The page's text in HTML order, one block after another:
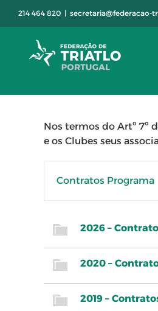
214 464 820 | secretaria@federacao-
Nos termos do Artº 7º
e os Clubes seus
Contratos Programa
2026 –
2020 –
2019 –